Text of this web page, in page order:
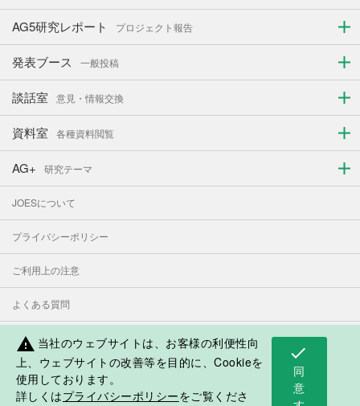
AG5研究レポート プロジェクト報告
発表ブース 一般投稿
談話室 意見・情報交換
資料室 各種資料閲覧
AG+ 研究テーマ
JOESについて
プライバシーポリシー
ご利用上の注意
よくある質問
お問い合わせ
表示モード：
日本人学校・補習授業校応援サイト
warning 当社のウェブサイトは、お客様の利便性向
上、ウェブサイトの改善等を目的に、Cookieを
使用しております。
詳しくはプライバシーポリシーをご覧くださ
check
同
意